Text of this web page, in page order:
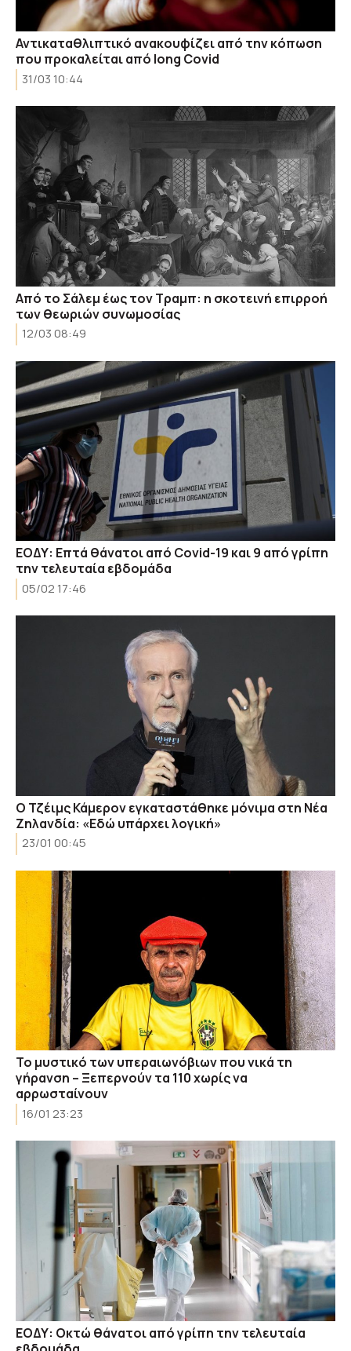
Αντικαταθλιπτικό ανακουφίζει από την κόπωση
που προκαλείται από long Covid
31/03 10:44
Από το Σάλεμ έως τον Τραμπ: η σκοτεινή επιρροή
των θεωριών συνωμοσίας
12/03 08:49
ΕΟΔΥ: Επτά θάνατοι από Covid-19 και 9 από γρίπη
την τελευταία εβδομάδα
05/02 17:46
Ο Τζέιμς Κάμερον εγκαταστάθηκε μόνιμα στη Νέα
Ζηλανδία: «Εδώ υπάρχει λογική»
23/01 00:45
Το μυστικό των υπεραιωνόβιων που νικά τη
γήρανση – Ξεπερνούν τα 110 χωρίς να
αρρωσταίνουν
16/01 23:23
ΕΟΔΥ: Οκτώ θάνατοι από γρίπη την τελευταία